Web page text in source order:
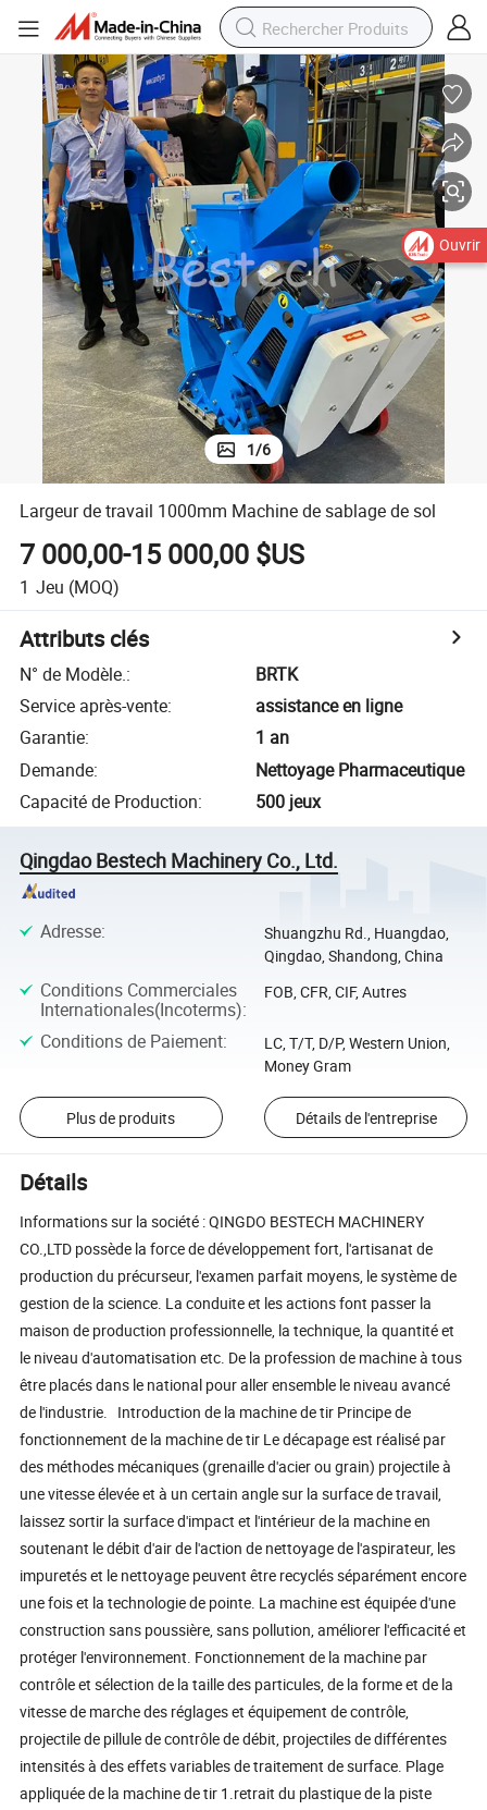
1/6
Largeur de travail 1000mm Machine de sablage de sol
7 000,00-15 000,00 $US
1 Jeu (MOQ)
Attributs clés
N° de Modèle.:
BRTK
Service après-vente:
assistance en ligne
Garantie:
1 an
Demande:
Nettoyage Pharmaceutique
Capacité de Production: 500 jeux
Qingdao Bestech Machinery Co., Ltd.
Adresse:
Shuangzhu Rd., Huangdao,
Qingdao, Shandong, China
Conditions Commerciales
Internationales(Incoterms):
FOB, CFR, CIF, Autres
Conditions de Paiement:
LC, T/T, D/P, Western Union,
Money Gram
Plus de produits Détails de l'entreprise
Détails
Informations sur la société : QINGDO BESTECH MACHINERY
CO.,LTD possède la force de développement fort, l'artisanat de
production du précurseur, l'examen parfait moyens, le système de
gestion de la science. La conduite et les actions font passer la
maison de production professionnelle, la technique, la quantité et
le niveau d'automatisation etc. De la profession de machine à tous
être placés dans le national pour aller ensemble le niveau avancé
de l'industrie. Introduction de la machine de tir Principe de
fonctionnement de la machine de tir Le décapage est réalisé par
des méthodes mécaniques (grenaille d'acier ou grain) projectile à
une vitesse élevée et à un certain angle sur la surface de travail,
laissez sortir la surface d'impact et l'intérieur de la machine en
soutenant le débit d'air de l'action de nettoyage de l'aspirateur, les
impuretés et le nettoyage peuvent être recyclés séparément encore
une fois et la technologie de pointe. La machine est équipée d'une
construction sans poussière, sans pollution, améliorer l'efficacité et
protéger l'environnement. Fonctionnement de la machine par
contrôle et sélection de la taille des particules, de la forme et de la
vitesse de marche des réglages et équipement de contrôle,
projectile de pillule de contrôle de débit, projectiles de différentes
intensités à des effets variables de traitement de surface. Plage
appliquée de la machine de tir 1.retrait du plastique de la piste
Ouvrir